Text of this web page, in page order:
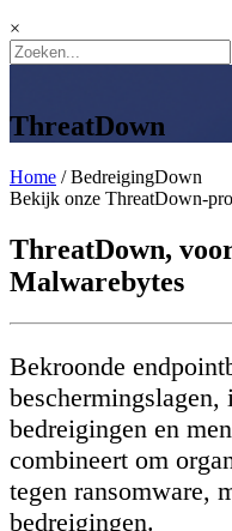
×
ThreatDown
Home / BedreigingDown
Bekijk onze ThreatDown-
ThreatDown,
Malwarebytes
Bekroonde
bedreigingen en
combineert om
tegen ransomware,
bedreigingen.